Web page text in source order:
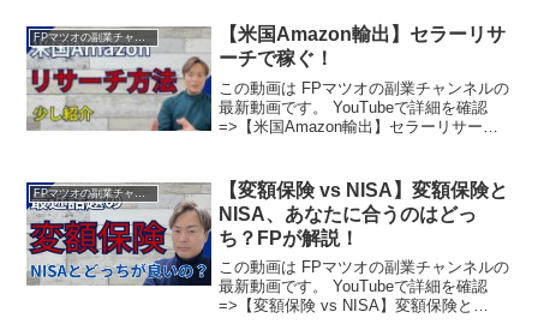
FPマツオの副業チャンネル
【米国Amazon輸出】セラーリサ
ーチで稼ぐ！
この動画は FPマツオの副業チャンネルの
最新動画です。 YouTubeで詳細を確認
=>【米国Amazon輸出】セラーリサーチ
【変額保険 vs NISA】変額保険と
NISA、あなたに合うのはどっ
ち？FPが解説！
この動画は FPマツオの副業チャンネルの
最新動画です。 YouTubeで詳細を確認
=>【変額保険 vs NISA】変額保険と